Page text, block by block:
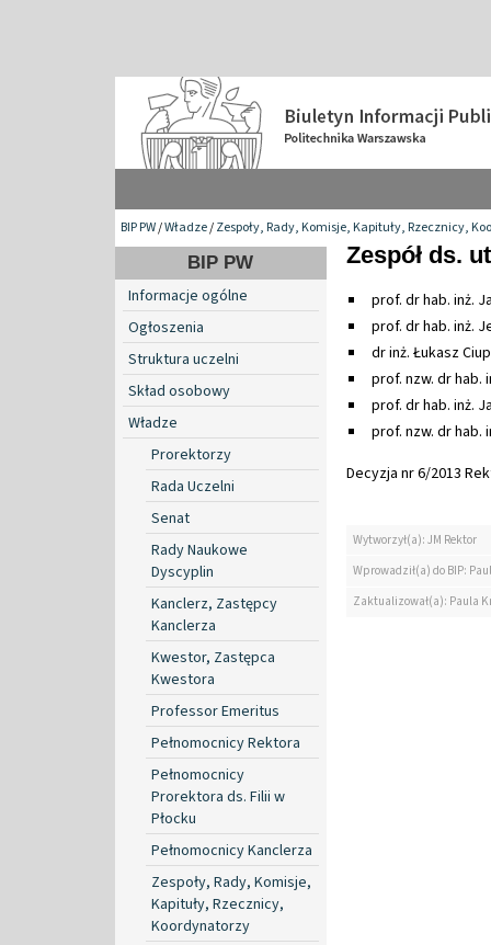
BIP PW/Władze/Zespoły, Rady, Komisje, Kapituły, Rzecznicy,
BIP PW
Informacje ogólne
Ogłoszenia
Struktura uczelni
Skład osobowy
Władze
Prorektorzy
Rada Uczelni
Senat
Rady Naukowe
Dyscyplin
Kanclerz, Zastępcy
Kanclerza
Kwestor, Zastępca
Kwestora
Professor Emeritus
Pełnomocnicy Rektora
Pełnomocnicy
Prorektora ds. Filii w
Płocku
Pełnomocnicy Kanclerza
Zespoły, Rady, Komisje,
Kapituły, Rzecznicy,
Koordynatorzy
Zespół ds.
prof. dr hab. inż.
prof. dr hab. inż.
dr inż. Łukasz
prof. nzw. dr hab.
prof. dr hab. inż.
prof. nzw. dr hab.
Decyzja nr 6/2013
Wytworzył(a): JM Rektor
Wprowadził(a) do BIP:
Zaktualizował(a): Paula